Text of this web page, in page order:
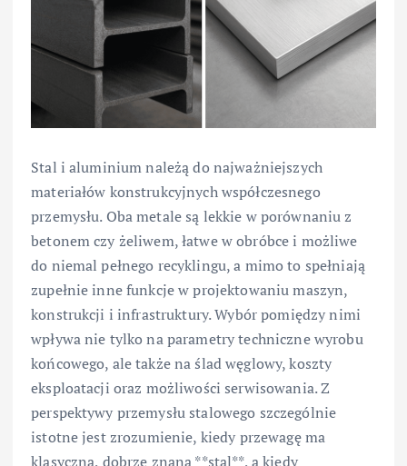
Stal i aluminium należą do najważniejszych
materiałów konstrukcyjnych współczesnego
przemysłu. Oba metale są lekkie w porównaniu z
betonem czy żeliwem, łatwe w obróbce i możliwe
do niemal pełnego recyklingu, a mimo to spełniają
zupełnie inne funkcje w projektowaniu maszyn,
konstrukcji i infrastruktury. Wybór pomiędzy nimi
wpływa nie tylko na parametry techniczne wyrobu
końcowego, ale także na ślad węglowy, koszty
eksploatacji oraz możliwości serwisowania. Z
perspektywy przemysłu stalowego szczególnie
istotne jest zrozumienie, kiedy przewagę ma
klasyczna, dobrze znana **stal**, a kiedy